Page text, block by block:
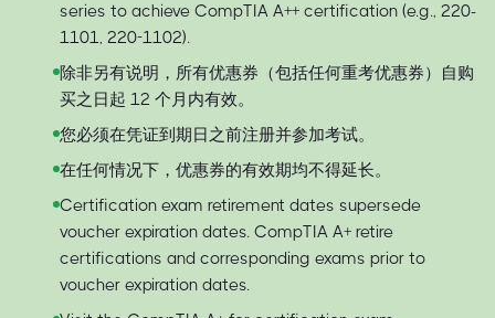
series to achieve CompTIA A++ certification (e.g., 220-
1101, 220-1102).
除非另有说明，所有优惠券（包括任何重考优惠券）自购
买之日起 12 个月内有效。
您必须在凭证到期日之前注册并参加考试。
在任何情况下，优惠券的有效期均不得延长。
Certification exam retirement dates supersede
voucher expiration dates. CompTIA A+ retire
certifications and corresponding exams prior to
voucher expiration dates.